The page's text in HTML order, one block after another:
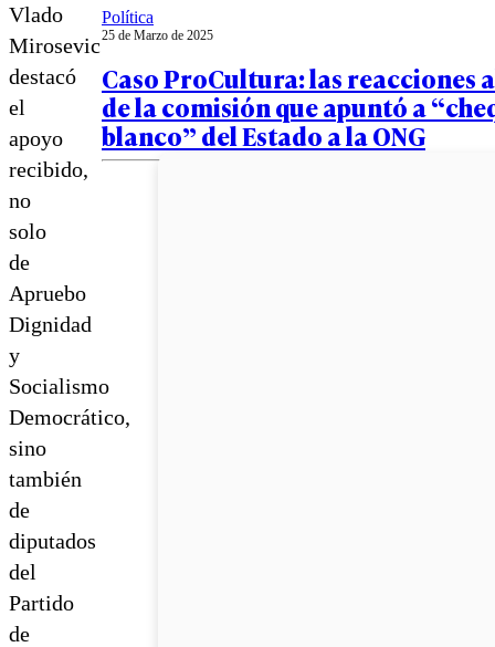
Vlado
Mirosevic
destacó
el
apoyo
recibido,
no
solo
de
Apruebo
Dignidad
y
Socialismo
Democrático,
sino
también
de
diputados
del
Partido
de
Política
25 de Marzo de 2025
Caso ProCultura: las reacciones
de la comisión que apuntó a
blanco” del Estado a la ONG